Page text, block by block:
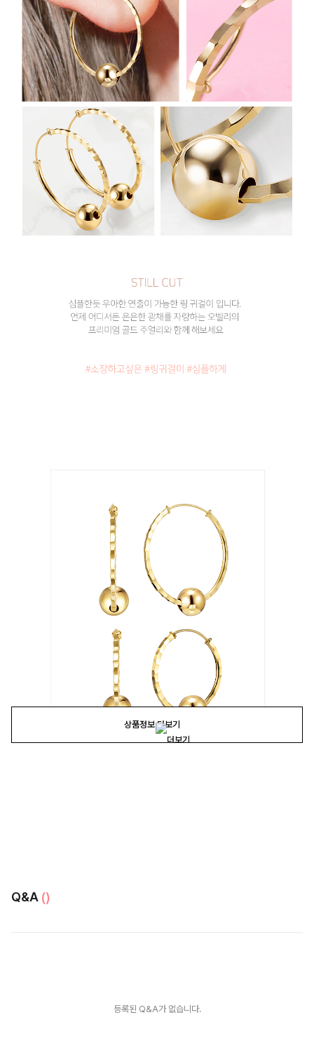
상품정보 더보기
Q&A ()
등록된 Q&A가 없습니다.